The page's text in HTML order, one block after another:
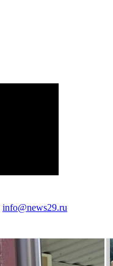
info@news29.ru